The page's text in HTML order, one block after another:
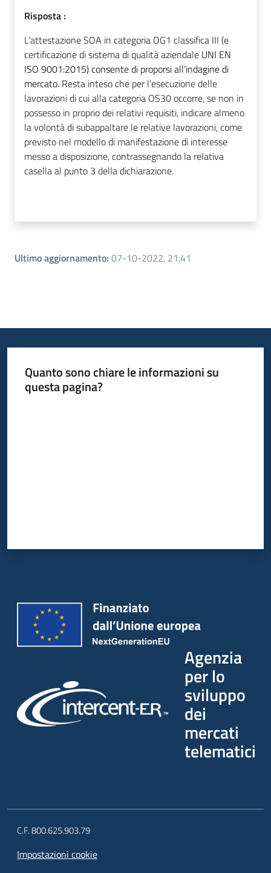
Risposta :
L’attestazione SOA in categoria OG1 classifica III (e
certificazione di sistema di qualità aziendale UNI EN
ISO 9001:2015) consente di proporsi all’indagine di
mercato. Resta inteso che per l’esecuzione delle
lavorazioni di cui alla categoria OS30 occorre, se non in
possesso in proprio dei relativi requisiti, indicare almeno
la volontà di subappaltare le relative lavorazioni, come
previsto nel modello di manifestazione di interesse
messo a disposizione, contrassegnando la relativa
casella al punto 3 della dichiarazione.
Ultimo aggiornamento: 07-10-2022, 21:41
Quanto sono chiare le informazioni su
questa pagina?
Agenzia
per lo
sviluppo
dei
mercati
telematici
C.F. 800.625.903.79
Impostazioni cookie